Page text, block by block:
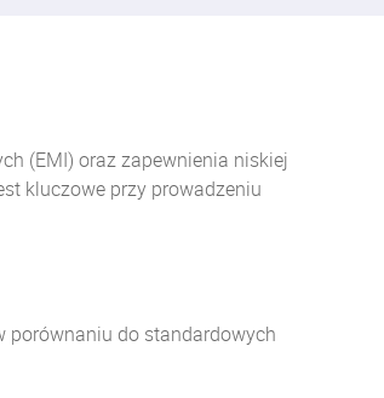
(EMI) oraz zapewnienia niskiej
kluczowe przy prowadzeniu
porównaniu do standardowych